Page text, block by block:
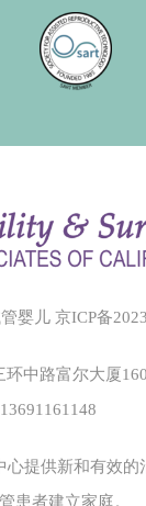
婴儿 京ICP备
环中路富尔大厦
13691161148
心提供新和有效的
患者建立家庭。